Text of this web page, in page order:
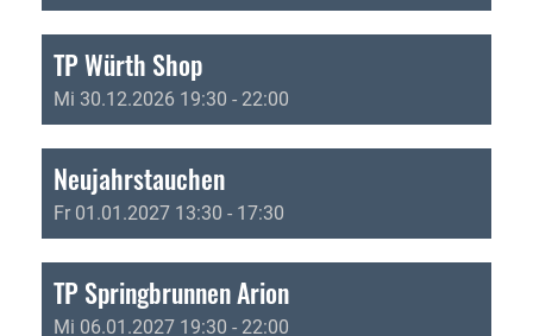
TP Würth Shop
Mi 30.12.2026 19:30 - 22:00
Neujahrstauchen
Fr 01.01.2027 13:30 - 17:30
TP Springbrunnen Arion
Mi 06.01.2027 19:30 - 22:00